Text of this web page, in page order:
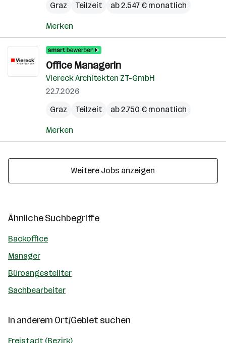
Graz
Teilzeit ab 2.547 € monatlich
Merken
Office ManagerIn
Viereck Architekten ZT-GmbH
22.7.2026
Graz
Teilzeit ab 2.750 € monatlich
Merken
Weitere Jobs anzeigen
Ähnliche Suchbegriffe
Backoffice
Manager
Büroangestellter
Sachbearbeiter
In anderem Ort/Gebiet suchen
Freistadt (Bezirk)